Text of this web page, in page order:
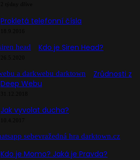
Prokletá telefonní čísla
Kdo je Siren Head?
Zrůdnosti z
Deep Webu
Jak vyvolat ducha?
Kdo je Momo? Jaká je Pravda?